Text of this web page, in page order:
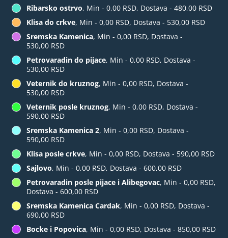
Ribarsko ostrvo, Min - 0,00 RSD, Dostava - 480,00 RSD
Klisa do crkve, Min - 0,00 RSD, Dostava - 530,00 RSD
Sremska Kamenica, Min - 0,00 RSD, Dostava -
530,00 RSD
Petrovaradin do pijace, Min - 0,00 RSD, Dostava -
530,00 RSD
Veternik do kruznog, Min - 0,00 RSD, Dostava -
530,00 RSD
Veternik posle kruznog, Min - 0,00 RSD, Dostava -
590,00 RSD
Sremska Kamenica 2, Min - 0,00 RSD, Dostava -
590,00 RSD
Klisa posle crkve, Min - 0,00 RSD, Dostava - 590,00 RSD
Sajlovo, Min - 0,00 RSD, Dostava - 600,00 RSD
Petrovaradin posle pijace i Alibegovac, Min - 0,00 RSD,
Dostava - 600,00 RSD
Sremska Kamenica Cardak, Min - 0,00 RSD, Dostava -
690,00 RSD
Bocke i Popovica, Min - 0,00 RSD, Dostava - 850,00 RSD